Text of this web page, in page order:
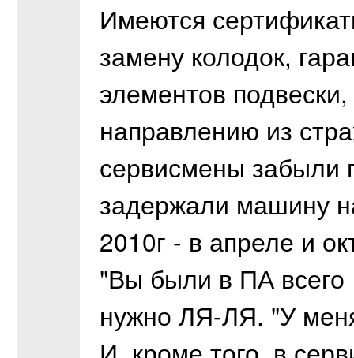
Имеются
замену колодок,
элементов
направлению из
сервисмены забыли
задержали машину
2010г - в апреле и
"Вы были в ПА всего
нужно ЛЯ-ЛЯ. "У